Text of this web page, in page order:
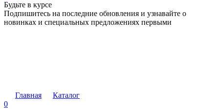
Будьте в курсе
Подпишитесь на последние обновления и узнавайте о
новинках и специальных предложениях первыми
Главная
Каталог
0